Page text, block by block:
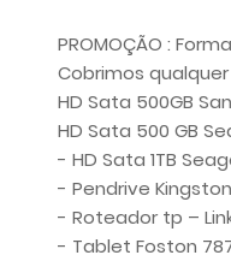
PROMOÇÃO :
Cobrimos
HD Sata 500GB
HD Sata 500 GB
- HD Sata 1TB
- Pendrive Kingston
- Roteador tp –
- Tablet Foston